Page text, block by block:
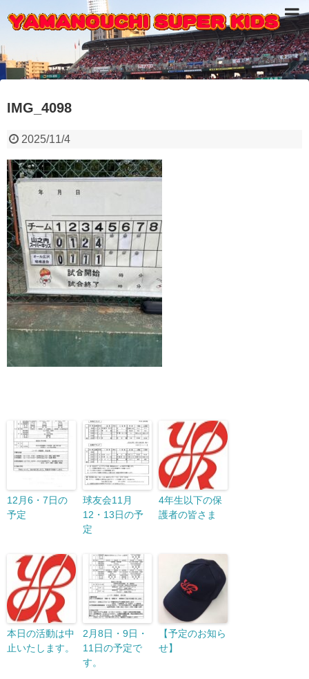
IMG_4098
2025/11/4
12月6・7日の
予定
球友会11月
12・13日の予
定
4年生以下の保
護者の皆さま
本日の活動は中
止いたします。
2月8日・9日・
11日の予定で
す。
【予定のお知ら
せ】